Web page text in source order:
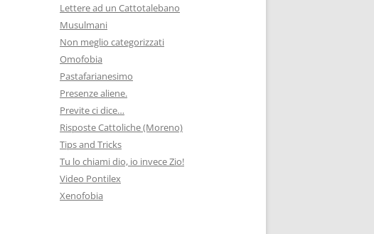
Lettere ad un Cattotalebano
Musulmani
Non meglio categorizzati
Omofobia
Pastafarianesimo
Presenze aliene.
Previte ci dice…
Risposte Cattoliche (Moreno)
Tips and Tricks
Tu lo chiami dio, io invece Zio!
Video Pontilex
Xenofobia